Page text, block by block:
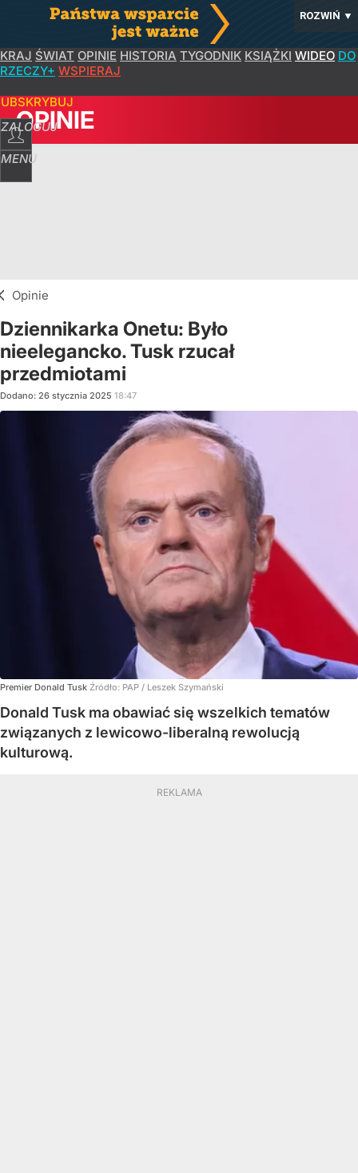
ROZWIŃ ▼
KRAJ ŚWIAT OPINIE HISTORIA TYGODNIK KSIĄŻKI WIDEO DO
RZECZY+ WSPIERAJ
ZALOGUJ
MENU
OPINIE
Opinie
Dziennikarka Onetu: Było
nieelegancko. Tusk rzucał
przedmiotami
Dodano: 26 stycznia 2025 18:47
Premier Donald Tusk Źródło: PAP / Leszek Szymański
Donald Tusk ma obawiać się wszelkich tematów
związanych z lewicowo-liberalną rewolucją
kulturową.